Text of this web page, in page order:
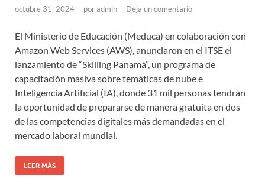
octubre 31, 2024 - poradmin - Deja un comentario
El Ministerio de Educación (Meduca) en colaboración con
Amazon Web Services (AWS), anunciaron en el ITSE el
lanzamiento de “Skilling Panamá”, un programa de
capacitación masiva sobre temáticas de nube e
Inteligencia Artificial (IA), donde 31 mil personas tendrán
la oportunidad de prepararse de manera gratuita en dos
de las competencias digitales más demandadas en el
mercado laboral mundial.
LEER MÁS